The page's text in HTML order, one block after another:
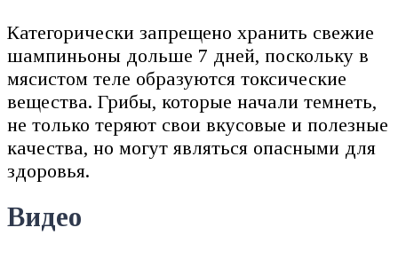
Категорически запрещено хранить свежие
шампиньоны дольше 7 дней, поскольку в
мясистом теле образуются токсические
вещества. Грибы, которые начали темнеть,
не только теряют свои вкусовые и полезные
качества, но могут являться опасными для
здоровья.
Видео